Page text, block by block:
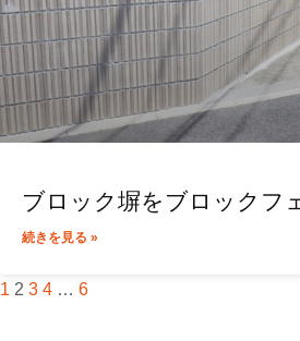
ブロック塀をブロックフ
続きを見る »
1 2 3 4 … 6